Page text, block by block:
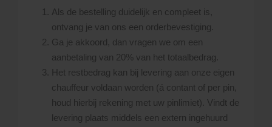
Als de bestelling duidelijk en compleet is,
ontvang je van ons een orderbevestiging.
Ga je akkoord, dan vragen we om een
aanbetaling van 20% van het totaalbedrag.
Het restbedrag kan bij levering aan onze eigen
chauffeur voldaan worden (á contant of per pin,
houd hierbij rekening met uw pinlimiet). Vindt de
levering plaats middels een extern ingehuurd